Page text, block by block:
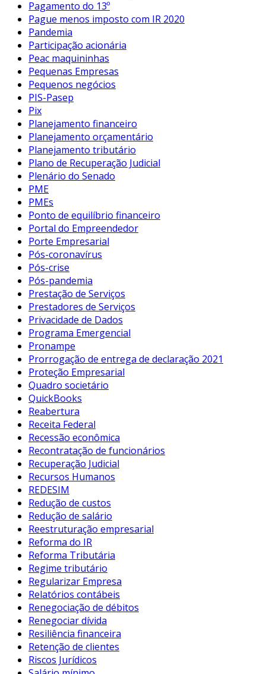
Pagamento do 13º
Pague menos imposto com IR 2020
Pandemia
Participação acionária
Peac maquininhas
Pequenas Empresas
Pequenos negócios
PIS-Pasep
Pix
Planejamento financeiro
Planejamento orçamentário
Planejamento tributário
Plano de Recuperação Judicial
Plenário do Senado
PME
PMEs
Ponto de equilíbrio financeiro
Portal do Empreendedor
Porte Empresarial
Pós-coronavírus
Pós-crise
Pós-pandemia
Prestação de Serviços
Prestadores de Serviços
Privacidade de Dados
Programa Emergencial
Pronampe
Prorrogação de entrega de declaração 2021
Proteção Empresarial
Quadro societário
QuickBooks
Reabertura
Receita Federal
Recessão econômica
Recontratação de funcionários
Recuperação Judicial
Recursos Humanos
REDESIM
Redução de custos
Redução de salário
Reestruturação empresarial
Reforma do IR
Reforma Tributária
Regime tributário
Regularizar Empresa
Relatórios contábeis
Renegociação de débitos
Renegociar dívida
Resiliência financeira
Retenção de clientes
Riscos Jurídicos